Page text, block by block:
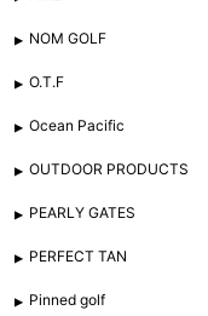
NOM GOLF
O.T.F
Ocean Pacific
OUTDOOR PRODUCTS
PEARLY GATES
PERFECT TAN
Pinned golf